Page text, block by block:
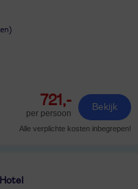
721,-
per persoon
Bekijk
Alle verplichte kosten inbegrepen!
Hotel